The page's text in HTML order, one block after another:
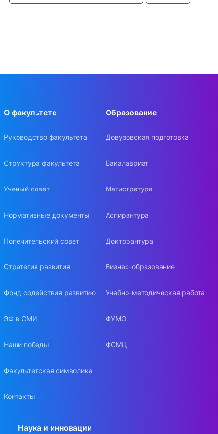
О факультете
Руководство факультета
Структура факультета
Ученый совет
Нормативные документы
Попечительский совет
Стратегия развития
Фонд содействия развитию
ЭФ в СМИ
Наши победы
Факультетская символика
Контакты
Образование
Довузовская подготовка
Бакалавриат
Магистратура
Аспирантура
Докторантура
Бизнес-образование
Учебно-методическая работа
ФУМО
ФСМЦ
Наука и инновации